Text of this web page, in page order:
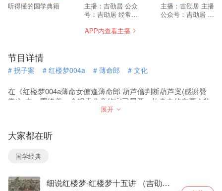
听得懂的国学典籍
主播：吉劭居 公众
号：吉劭居 经常有
叫吉劭居？吉劭居
小米粥幼时的创
她不是一起学习
《儿童中国文化导
读》么，学到《千
字文》，学到指薪
而且还有雅号，比
主播：吉劭居 主播
公众号：吉劭居 在
人文景观星罗棋
布，《写给儿童的
庭南北、千里中
APP内查看主播
节目详情
# 拐子案 # 红楼梦004a # 薄命郎 # 文化
在《红楼梦004a薄命女偏逢薄命郎 葫芦僧判断葫芦案(感谢赞
赏)》中，围绕着一个拐卖儿童的官司展开。故事中的主要人物
有冯渊、英帘、葫芦僧等。通过一系列的审讯和调解，最终以
和官司判决等话题。
展开
大家都在听
国学经典
细说红楼梦-红楼梦十五讲 （吉劭